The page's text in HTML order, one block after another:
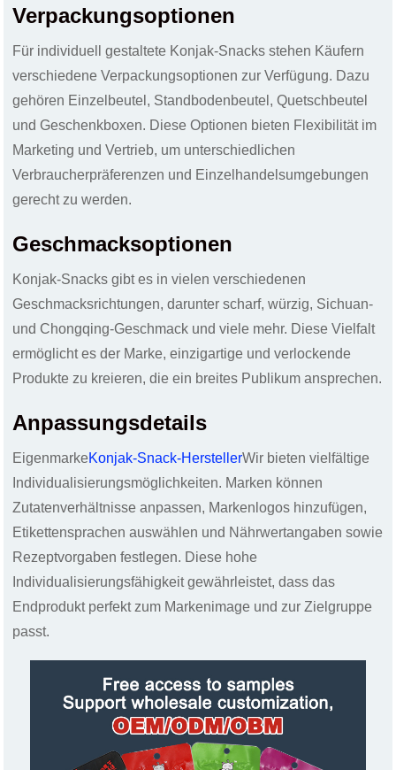
Verpackungsoptionen
Für individuell gestaltete Konjak-Snacks stehen Käufern
verschiedene Verpackungsoptionen zur Verfügung. Dazu
gehören Einzelbeutel, Standbodenbeutel, Quetschbeutel
und Geschenkboxen. Diese Optionen bieten Flexibilität im
Marketing und Vertrieb, um unterschiedlichen
Verbraucherpräferenzen und Einzelhandelsumgebungen
gerecht zu werden.
Geschmacksoptionen
Konjak-Snacks gibt es in vielen verschiedenen
Geschmacksrichtungen, darunter scharf, würzig, Sichuan-
und Chongqing-Geschmack und viele mehr. Diese Vielfalt
ermöglicht es der Marke, einzigartige und verlockende
Produkte zu kreieren, die ein breites Publikum ansprechen.
Anpassungsdetails
EigenmarkeKonjak-Snack-HerstellerWir bieten vielfältige
Individualisierungsmöglichkeiten. Marken können
Zutatenverhältnisse anpassen, Markenlogos hinzufügen,
Etikettensprachen auswählen und Nährwertangaben sowie
Rezeptvorgaben festlegen. Diese hohe
Individualisierungsfähigkeit gewährleistet, dass das
Endprodukt perfekt zum Markenimage und zur Zielgruppe
passt.